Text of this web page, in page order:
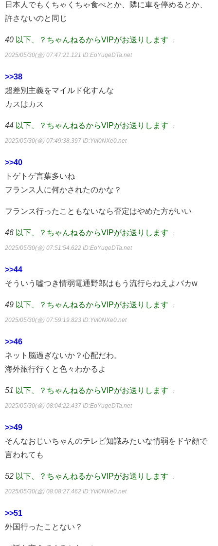
日本人でもくちゃくちゃ食べとか、隣に車を停めるとか、
許さないのと同じ
40 以下、？ちゃんねるからVIPがお送りします ：
2025/05/30(金) 07:47:21.121 ID:EoYuqeDTa.net
>>38
超差別主義をマイルド化すんな
カスはカス
44 以下、？ちゃんねるからVIPがお送りします ：
2025/05/30(金) 07:49:38.397 ID:Yi/I0NXe0.net
>>40
トゲトゲ言葉多いね
フランス人に何かされたのかな？
フランス行ったこともないなら否定はやめた方がいい
46 以下、？ちゃんねるからVIPがお送りします ：
2025/05/30(金) 07:51:54.622 ID:EoYuqeDTa.net
>>44
そういう嘘つき情弱電通野郎はもう流行らねえよバカw
49 以下、？ちゃんねるからVIPがお送りします ：
2025/05/30(金) 07:59:19.823 ID:Yi/I0NXe0.net
>>46
ネット脳過ぎないか？心配だわ。
海外旅行行くと色々わかるよ
51 以下、？ちゃんねるからVIPがお送りします ：
2025/05/30(金) 08:04:22.437 ID:EoYuqeDTa.net
>>49
そんなおじいちゃんのテレビ知識みたいな情弱をドヤ顔で
言われても
52 以下、？ちゃんねるからVIPがお送りします ：
2025/05/30(金) 08:08:27.462 ID:Yi/I0NXe0.net
>>51
外国行ったことない？